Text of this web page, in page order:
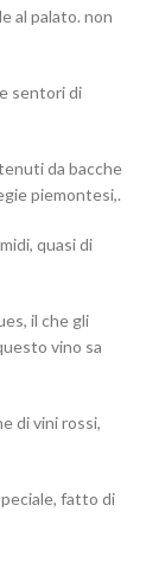
al palato. non
sentori di
da bacche
piemontesi,.
quasi di
il che gli
vino sa
di vini rossi,
fatto di